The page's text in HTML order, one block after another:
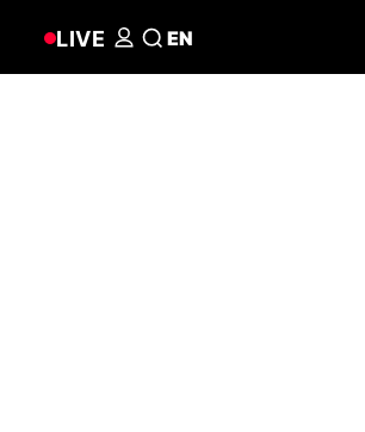
LIVE EN